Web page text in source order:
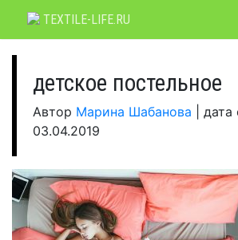
TEXTILE-LIFE.RU
детское постельное
Автор Марина Шабанова
дата
03.04.2019